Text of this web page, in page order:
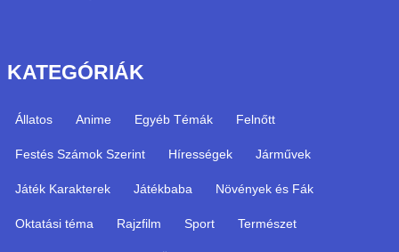
KATEGÓRIÁK
Állatos Anime Egyéb Témák Felnőtt
Festés Számok Szerint Hírességek Járművek
Játék Karakterek Játékbaba Növények és Fák
Oktatási téma Rajzfilm Sport Természet